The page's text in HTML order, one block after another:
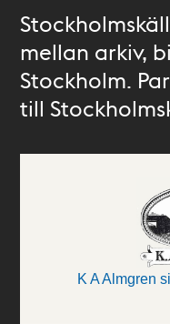
mellan arkiv,
Stockholm.
till
K A Almgren